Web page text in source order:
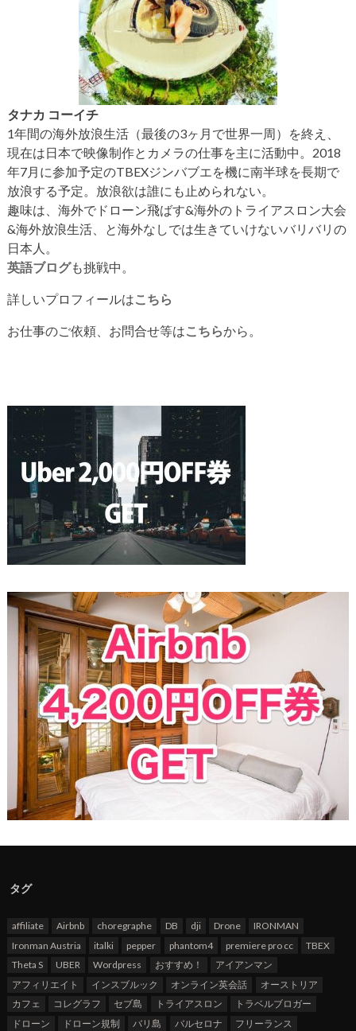
タナカ コーイチ
1年間の海外放浪生活（最後の3ヶ月で世界一周）を終え、
現在は日本で映像制作とカメラの仕事を主に活動中。2018
年7月に参加予定のTBEXジンバブエを機に南半球を長期で
放浪する予定。放浪欲は誰にも止められない。
趣味は、海外でドローン飛ばす&海外のトライアスロン大会
&海外放浪生活、と海外なしでは生きていけないバリバリの
日本人。
英語ブログも挑戦中。
詳しいプロフィールはこちら
お仕事のご依頼、お問合せ等はこちらから。
タグ
affiliate Airbnb choregraphe DB dji Drone
IRONMAN
Ironman Austria
italki pepper phantom4 premiere pro cc
TBEX
Theta S
UBER Wordpress おすすめ！
アイアンマン
アフィリエイト
インスブルック オンライン英会話
オーストリア
カフェ
コレグラフ セブ島 トライアスロン
トラベルブロガー
ドローン
ドローン規制 バリ島 バルセロナ フリーランス